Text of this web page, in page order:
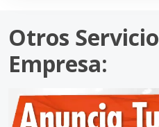
Otros
Empresa: